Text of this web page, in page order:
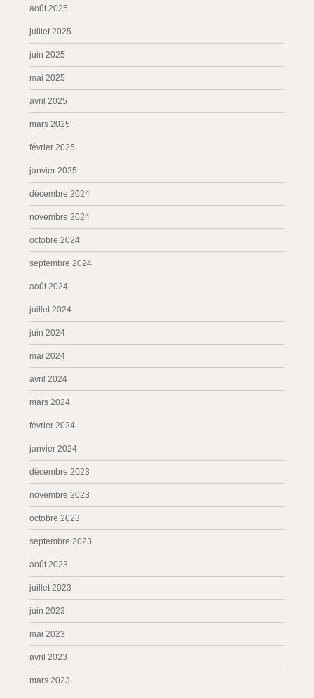
août 2025
juillet 2025
juin 2025
mai 2025
avril 2025
mars 2025
février 2025
janvier 2025
décembre 2024
novembre 2024
octobre 2024
septembre 2024
août 2024
juillet 2024
juin 2024
mai 2024
avril 2024
mars 2024
février 2024
janvier 2024
décembre 2023
novembre 2023
octobre 2023
septembre 2023
août 2023
juillet 2023
juin 2023
mai 2023
avril 2023
mars 2023